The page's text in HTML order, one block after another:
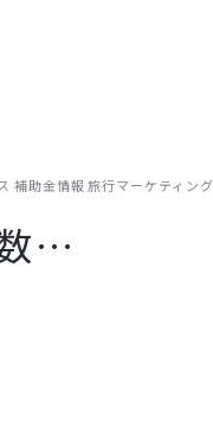
補助金情報旅行マーケティング
…